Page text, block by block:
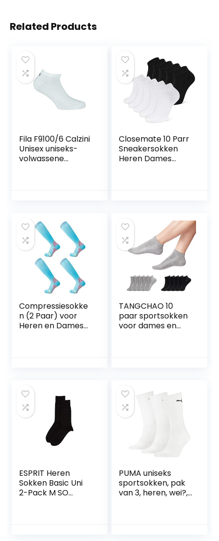
Related Products
Fila F9100/6 Calzini
Unisex uniseks-
volwassene
Closemate 10 Parr
Sneakersokken
Heren Dames
Enkelsokken
Compressiesokke
n (2 Paar) voor
Heren en Dames
TANGCHAO 10
paar sportsokken
voor dames en
ESPRIT Heren
Sokken Basic Uni
2-Pack M SO
PUMA uniseks
sportsokken, pak
van 3, heren, wei?,